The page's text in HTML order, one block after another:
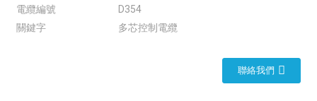
電纜編號
D354
關鍵字
多芯控制電纜
聯絡我們